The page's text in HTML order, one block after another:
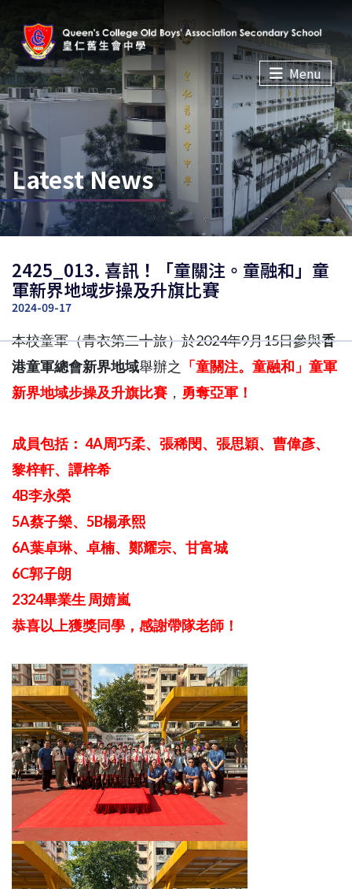
Menu
Latest News
2425_013. 喜訊！「童關注。童融和」童
軍新界地域步操及升旗比賽
2024-09-17
本校童軍（青衣第二十旅）於2024年9月15日參與香
港童軍總會新界地域舉辦之 「童關注。童融和」童軍
新界地域步操及升旗比賽 ， 勇奪亞軍！
成員包括： 4A周巧柔、張稀閔、張思穎、曹偉彥、
黎梓軒、譚梓希
4B李永榮
5A蔡子樂、5B楊承熙
6A葉卓琳、卓楠、鄭耀宗、甘富城
6C郭子朗
2324畢業生 周婧嵐
恭喜以上獲獎同學，感謝帶隊老師！